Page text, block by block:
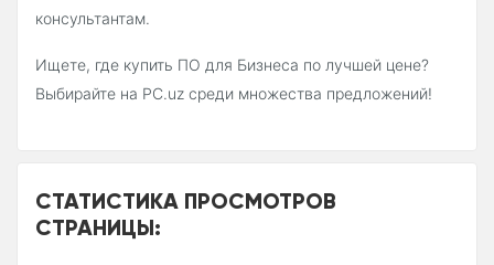
консультантам.
Ищете, где купить ПО для Бизнеса по лучшей цене?
Выбирайте на PC.uz среди множества предложений!
СТАТИСТИКА ПРОСМОТРОВ
СТРАНИЦЫ: